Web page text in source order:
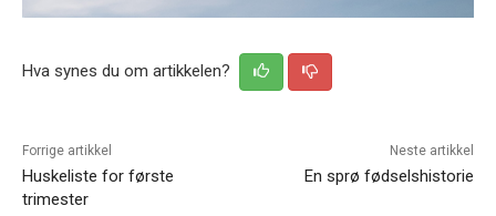
Hva synes du om artikkelen?
Forrige artikkel
Huskeliste for første
trimester
Neste artikkel
En sprø fødselshistorie